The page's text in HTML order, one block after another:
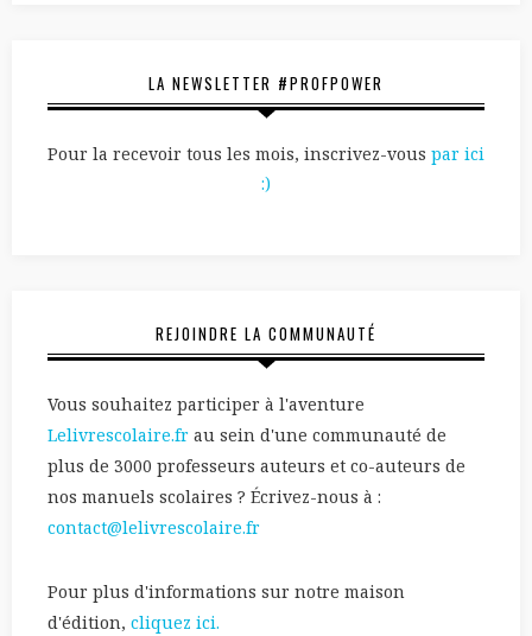
LA NEWSLETTER #PROFPOWER
Pour la recevoir tous les mois, inscrivez-vous par ici
:)
REJOINDRE LA COMMUNAUTÉ
Vous souhaitez participer à l'aventure
Lelivrescolaire.fr au sein d'une communauté de
plus de 3000 professeurs auteurs et co-auteurs de
nos manuels scolaires ? Écrivez-nous à :
contact@lelivrescolaire.fr
Pour plus d'informations sur notre maison
d'édition, cliquez ici.